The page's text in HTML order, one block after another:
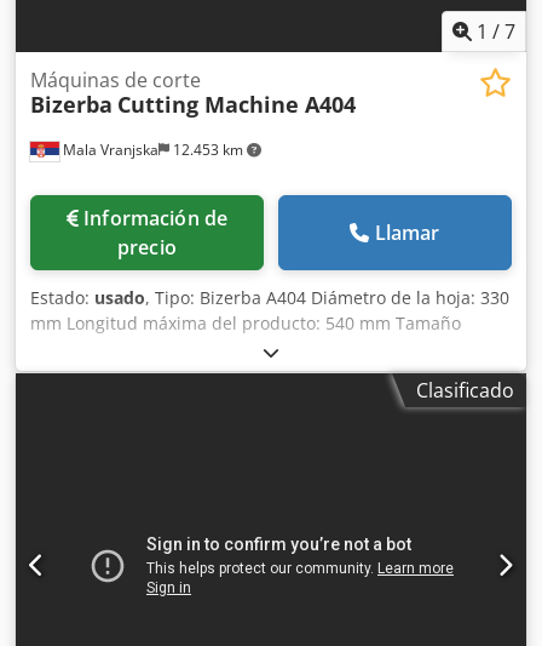
1 /7
Mala Vranjska 12.453 km
Máquinas de corte
Bizerba Cutting Machine A404
Información de
precio
Llamar
Estado: usado, Tipo: Bizerba A404 Diámetro de la hoja: 330
mm Longitud máxima del producto: 540 mm Tamaño
máximo del producto con forma redonda: - diámetro
mínimo: 50 mm - diámetro máximo: 180 mm Tamaño
máximo del producto con forma rectangular: - tamaño
Clasificado